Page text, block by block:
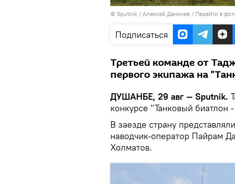
© Sputnik / Алексей Даничев / Перейти в
Подписаться
Третьей команде от
первого экипажа на
ДУШАНБЕ, 29 авг — Sputnik.
конкурсе "Танковый биатлон
В заезде страну
наводчик-оператор Пайрам
Холматов.